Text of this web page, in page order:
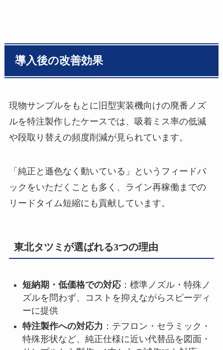
導入後の改善効果
現物サンプルをもとに旧型実装機向けの廃番ノズ
ルを特注製作したケースでは、吸着ミス率の低減
や段取り替えの頻度削減が見られています。
「純正と遜色なく動いている」というフィードバ
ックをいただくことも多く、ライン再稼働までの
リードタイム短縮にも貢献しています。
東北タツミが選ばれる3つの理由
短納期・低価格での対応：標準ノズル・特殊ノ
ズルを問わず、コストを抑えながらスピーディ
ーに提供
特注製作への対応力 ：テフロン・セラミック・
特殊形状など、純正仕様に近い代替品を図面・